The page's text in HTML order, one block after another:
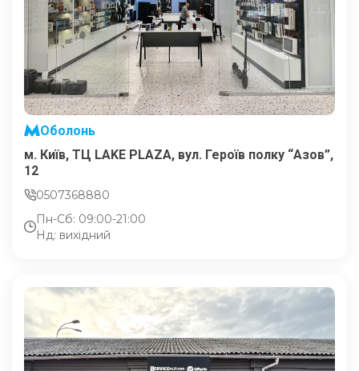
Оболонь
м. Київ, ТЦ LAKE PLAZA, вул. Героїв полку “Азов”,
12
0507368880
Пн-Сб: 09:00-21:00
Нд: вихідний